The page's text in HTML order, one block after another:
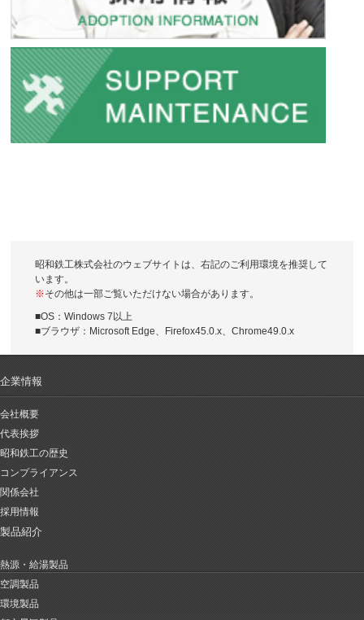
昭和鉄工株式会社のウェブサイトは、右記のご利用環境を推奨して
います。
※その他は一部ご覧いただけない場合があります。
■OS：Windows 7以上
■ブラウザ：Microsoft Edge、Firefox45.0.x、Chrome49.0.x
企業情報
会社概要
代表挨拶
昭和鉄工の歴史
コンプライアンス
関係会社
採用情報
製品紹介
熱源・給湯製品
空調製品
環境製品